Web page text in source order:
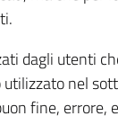
dagli utenti
nel
fine,